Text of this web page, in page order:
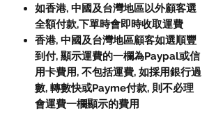
如香港, 中國及台灣地區以外顧客選
全額付款,下單時會即時收取運費
香港, 中國及台灣地區顧客如選順豐
到付, 顯示運費的一欄為Paypal或信
用卡費用, 不包括運費, 如採用銀行過
數, 轉數快或Payme付款, 則不必理
會運費一欄顯示的費用